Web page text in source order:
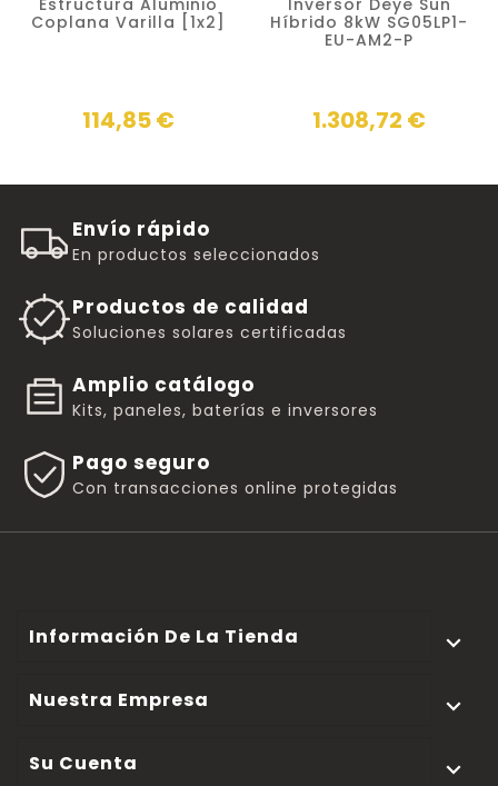
Estructura Aluminio
Coplana Varilla [1x2]
114,85 €
Inversor Deye Sun
Híbrido 8kW SG05LP1-
EU-AM2-P
1.308,72 €
Envío rápido
En productos seleccionados
Productos de calidad
Soluciones solares certificadas
Amplio catálogo
Kits, paneles, baterías e inversores
Pago seguro
Con transacciones online protegidas
Información De La Tienda 
Nuestra Empresa 
Su Cuenta 